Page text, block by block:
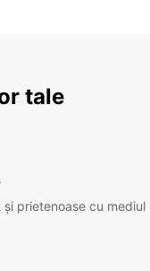
tale
prietenoase cu mediul